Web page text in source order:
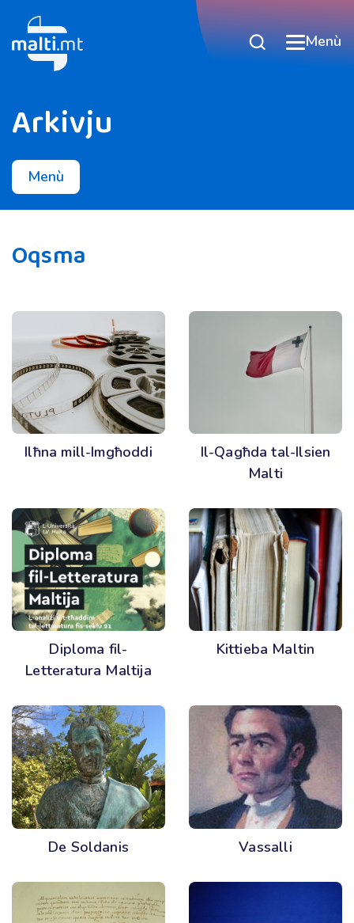
Menù
Arkivju
Menù
Oqsma
Ilħna mill-Imgħoddi
Il-Qagħda tal-Ilsien
Malti
Diploma fil-
Letteratura Maltija
Kittieba Maltin
De Soldanis Vassalli